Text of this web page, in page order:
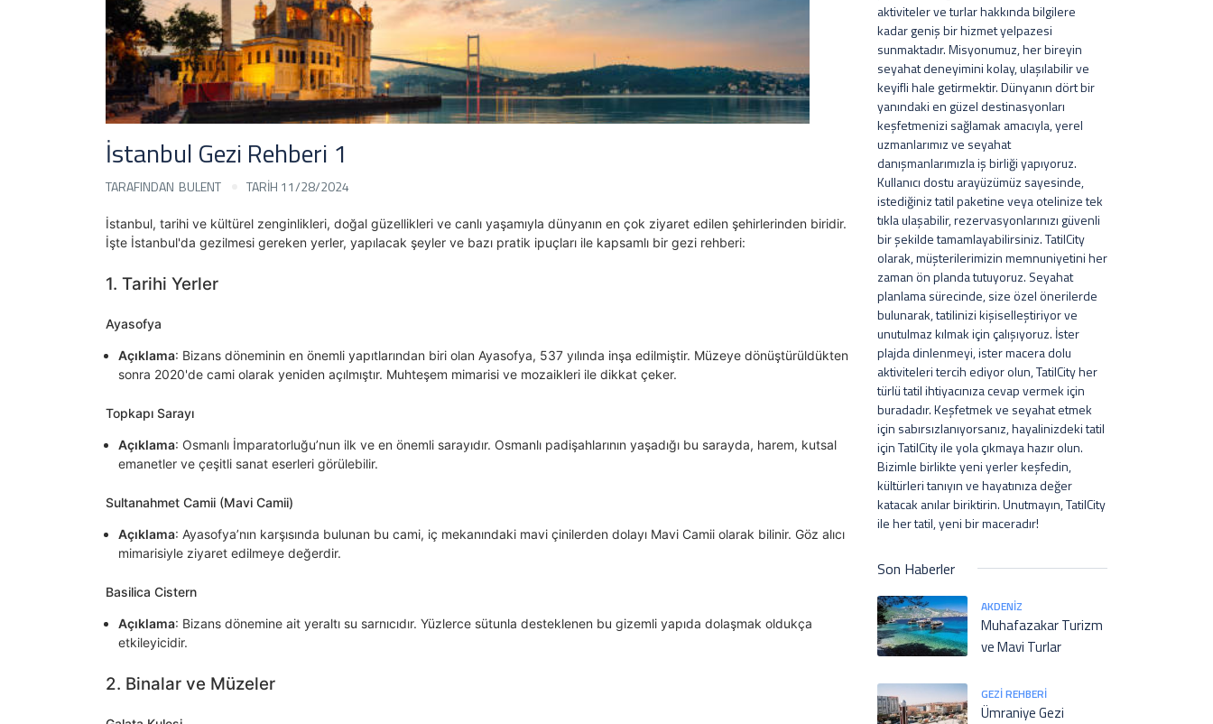
İstanbul Gezi Rehberi 1
TARAFINDAN BULENT TARİH 11/28/2024
İstanbul, tarihi ve kültürel zenginlikleri, doğal güzellikleri ve canlı yaşamıyla dünyanın en çok ziyaret edilen şehirlerinden biridir.
İşte İstanbul'da gezilmesi gereken yerler, yapılacak şeyler ve bazı pratik ipuçları ile kapsamlı bir gezi rehberi:
1. Tarihi Yerler
Ayasofya
Açıklama: Bizans döneminin en önemli yapıtlarından biri olan Ayasofya, 537 yılında inşa edilmiştir. Müzeye dönüştürüldükten
sonra 2020'de cami olarak yeniden açılmıştır. Muhteşem mimarisi ve mozaikleri ile dikkat çeker.
Topkapı Sarayı
Açıklama: Osmanlı İmparatorluğu’nun ilk ve en önemli sarayıdır. Osmanlı padişahlarının yaşadığı bu sarayda, harem, kutsal
emanetler ve çeşitli sanat eserleri görülebilir.
Sultanahmet Camii (Mavi Camii)
Açıklama: Ayasofya’nın karşısında bulunan bu cami, iç mekanındaki mavi çinilerden dolayı Mavi Camii olarak bilinir. Göz alıcı
mimarisiyle ziyaret edilmeye değerdir.
Basilica Cistern
Açıklama: Bizans dönemine ait yeraltı su sarnıcıdır. Yüzlerce sütunla desteklenen bu gizemli yapıda dolaşmak oldukça
etkileyicidir.
2. Binalar ve Müzeler
aktiviteler ve turlar hakkında bilgilere
kadar geniş bir hizmet yelpazesi
sunmaktadır. Misyonumuz, her bireyin
seyahat deneyimini kolay, ulaşılabilir ve
keyifli hale getirmektir. Dünyanın dört bir
yanındaki en güzel destinasyonları
keşfetmenizi sağlamak amacıyla, yerel
uzmanlarımız ve seyahat
danışmanlarımızla iş birliği yapıyoruz.
Kullanıcı dostu arayüzümüz sayesinde,
istediğiniz tatil paketine veya otelinize tek
tıkla ulaşabilir, rezervasyonlarınızı güvenli
bir şekilde tamamlayabilirsiniz. TatilCity
olarak, müşterilerimizin memnuniyetini her
zaman ön planda tutuyoruz. Seyahat
planlama sürecinde, size özel önerilerde
bulunarak, tatilinizi kişiselleştiriyor ve
unutulmaz kılmak için çalışıyoruz. İster
plajda dinlenmeyi, ister macera dolu
aktiviteleri tercih ediyor olun, TatilCity her
türlü tatil ihtiyacınıza cevap vermek için
buradadır. Keşfetmek ve seyahat etmek
için sabırsızlanıyorsanız, hayalinizdeki tatil
için TatilCity ile yola çıkmaya hazır olun.
Bizimle birlikte yeni yerler keşfedin,
kültürleri tanıyın ve hayatınıza değer
katacak anılar biriktirin. Unutmayın, TatilCity
ile her tatil, yeni bir maceradır!
Son Haberler
AKDENIZ
Muhafazakar Turizm
ve Mavi Turlar
GEZI REHBERI
Ümraniye Gezi